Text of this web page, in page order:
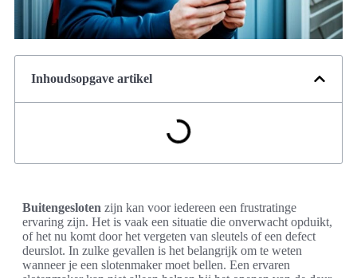
Inhoudsopgave artikel
Buitengesloten zijn kan voor iedereen een frustratinge
ervaring zijn. Het is vaak een situatie die onverwacht opduikt,
of het nu komt door het vergeten van sleutels of een defect
deurslot. In zulke gevallen is het belangrijk om te weten
wanneer je een slotenmaker moet bellen. Een ervaren